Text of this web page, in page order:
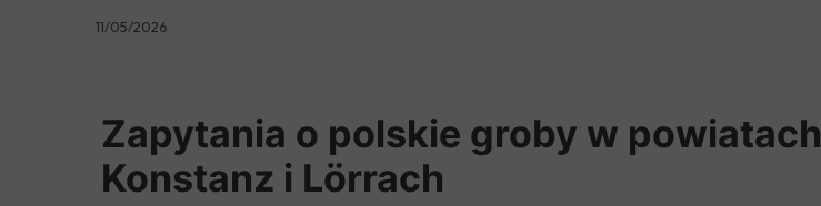
11/05/2026
Zapytania o polskie groby w powiatach
Konstanz i Lörrach